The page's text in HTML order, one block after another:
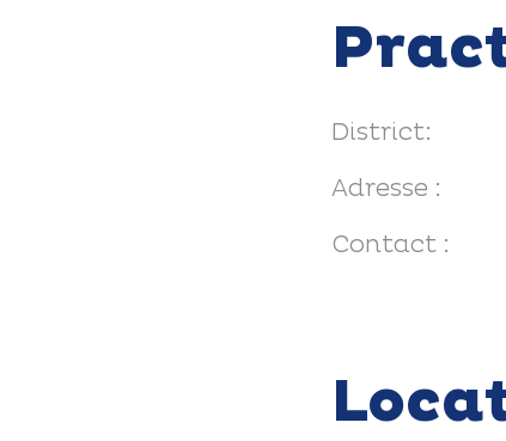
District:
Adresse :
Contact :